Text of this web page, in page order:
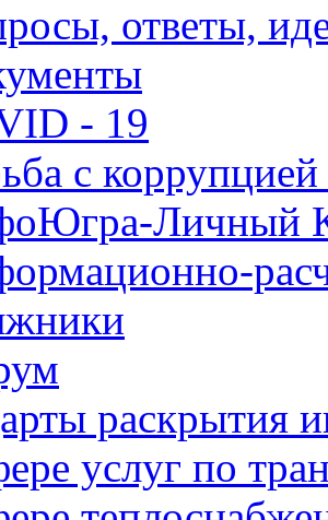
ответы,
- 19
с
Личный
раскрытия
услуг по